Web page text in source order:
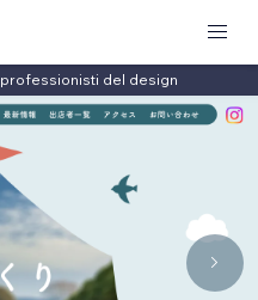
professionisti del design